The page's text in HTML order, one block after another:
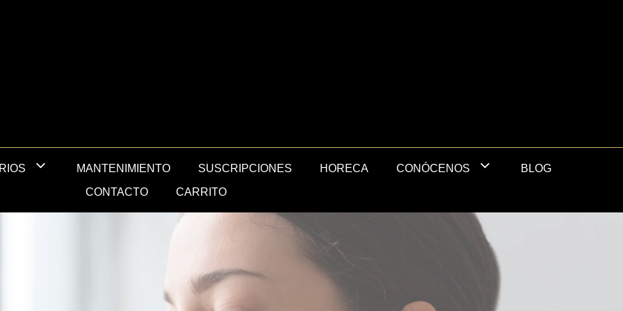
MANTENIMIENTO SUSCRIPCIONES HORECA CONÓCENOS BLOG
CONTACTO CARRITO